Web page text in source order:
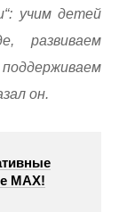
учим детей
развиваем
он.
МАХ!